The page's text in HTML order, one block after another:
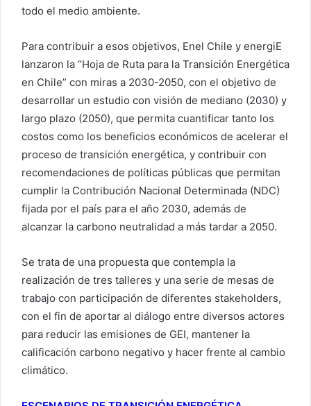
todo el medio ambiente.
Para contribuir a esos objetivos, Enel Chile y energiE
lanzaron la “Hoja de Ruta para la Transición Energética
en Chile” con miras a 2030-2050, con el objetivo de
desarrollar un estudio con visión de mediano (2030) y
largo plazo (2050), que permita cuantificar tanto los
costos como los beneficios económicos de acelerar el
proceso de transición energética, y contribuir con
recomendaciones de políticas públicas que permitan
cumplir la Contribución Nacional Determinada (NDC)
fijada por el país para el año 2030, además de
alcanzar la carbono neutralidad a más tardar a 2050.
Se trata de una propuesta que contempla la
realización de tres talleres y una serie de mesas de
trabajo con participación de diferentes stakeholders,
con el fin de aportar al diálogo entre diversos actores
para reducir las emisiones de GEI, mantener la
calificación carbono negativo y hacer frente al cambio
climático.